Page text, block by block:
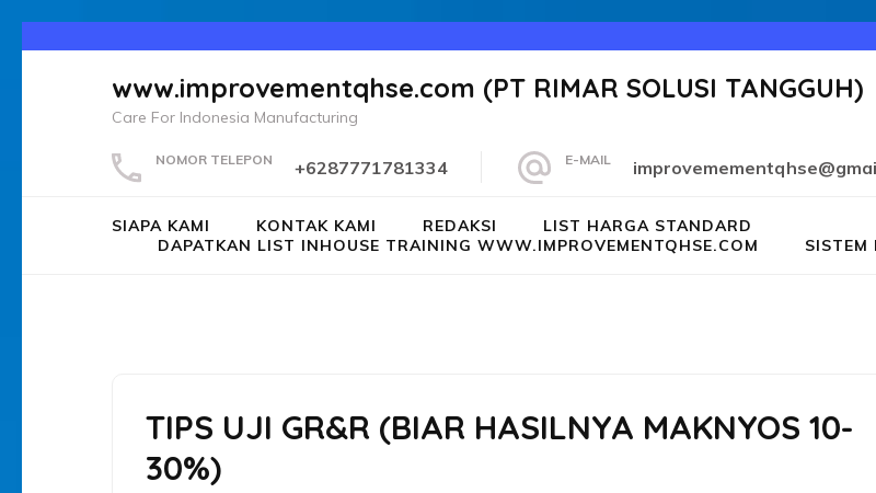
www.improvementqhse.com (PT RIMAR SOLUSI TANGGUH)
Care For Indonesia Manufacturing
NOMOR TELEPON +6287771781334 E-MAIL
SIAPA KAMI KONTAK KAMI REDAKSI
LIST HARGA STANDARD
DAPATKAN LIST INHOUSE TRAINING WWW.IMPROVEMENTQHSE.COM
SISTEM
TIPS UJI GR&R (BIAR HASILNYA MAKNYOS 10-
30%)